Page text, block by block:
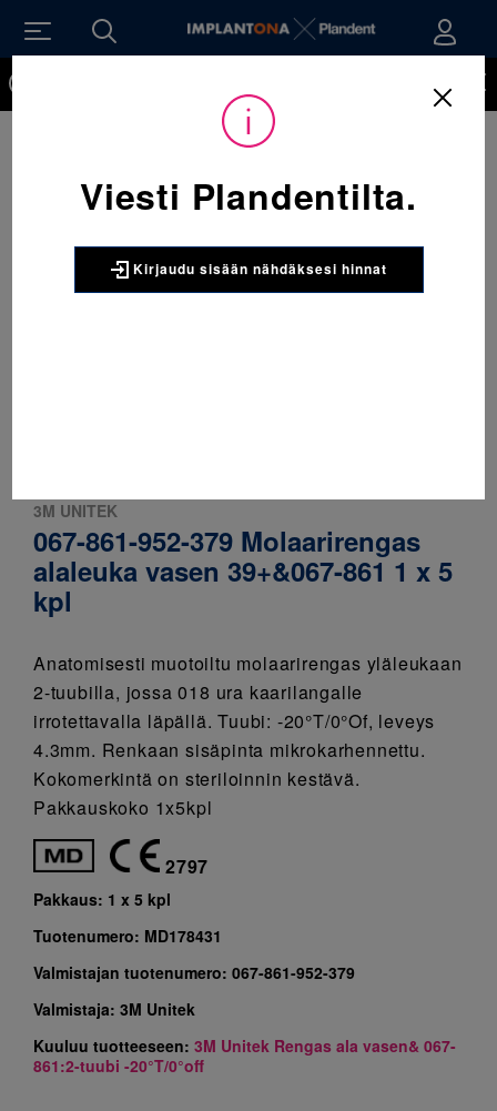
3M UNITEK
067-861-952-379 Molaarirengas
alaleuka vasen 39+&067-861 1 x 5
kpl
Anatomisesti muotoiltu molaarirengas yläleukaan
2-tuubilla, jossa 018 ura kaarilangalle
irrotettavalla läpällä. Tuubi: -20°T/0°Of, leveys
4.3mm. Renkaan sisäpinta mikrokarhennettu.
Kokomerkintä on steriloinnin kestävä.
Pakkauskoko 1x5kpl
2797
Pakkaus: 1 x 5 kpl
Tuotenumero: MD178431
Valmistajan tuotenumero: 067-861-952-379
Valmistaja: 3M Unitek
Kuuluu tuotteeseen: 3M Unitek Rengas ala vasen& 067-
861:2-tuubi -20°T/0°off
Viesti Plandentilta.
Kirjaudu sisään nähdäksesi hinnat